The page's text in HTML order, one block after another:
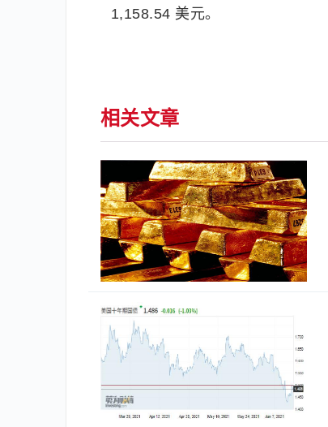
1,158.54 美元。
相关文章